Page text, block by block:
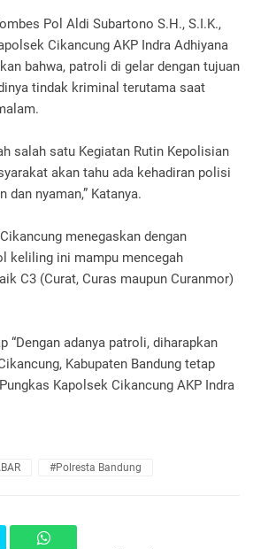
Pol Aldi Subartono S.H., S.I.K.,
Cikancung AKP Indra Adhiyana
bahwa, patroli di gelar dengan tujuan
tindak kriminal terutama saat
salah satu Kegiatan Rutin Kepolisian
akan tahu ada kehadiran polisi
dan nyaman,” Katanya.
menegaskan dengan
keliling ini mampu mencegah
C3 (Curat, Curas maupun Curanmor)
“Dengan adanya patroli, diharapkan
Kabupaten Bandung tetap
Kapolsek Cikancung AKP Indra
#Polresta Bandung